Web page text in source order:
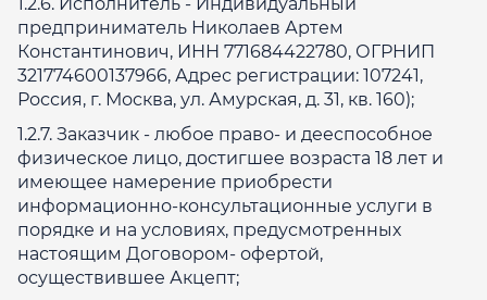
предприниматель Николаев Артем
Константинович, ИНН 771684422780, ОГРНИП
321774600137966, Адрес регистрации: 107241,
Россия, г. Москва, ул. Амурская, д. 31, кв. 160);
1.2.7. Заказчик - любое право- и дееспособное
физическое лицо, достигшее возраста 18 лет и
имеющее намерение приобрести
информационно-консультационные услуги в
порядке и на условиях, предусмотренных
настоящим Договором- офертой,
осуществившее Акцепт;